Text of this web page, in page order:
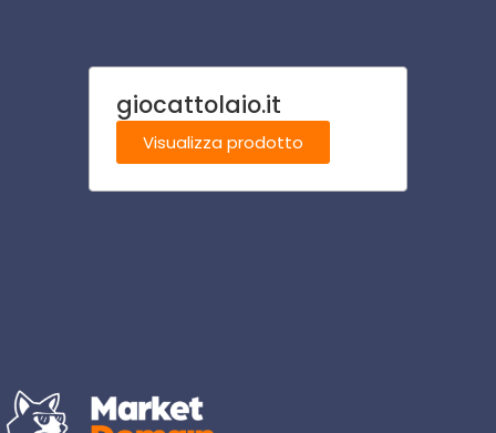
giocattolaio.it
Visualizza prodotto